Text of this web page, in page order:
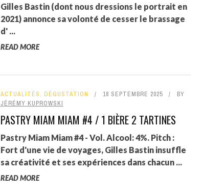
FLORENCE CONSTANTIN
Gilles Bastin (dont nous dressions le portrait en
2021) annonce sa volonté de cesser le brassage
d' ...
READ MORE
ACTUALITÉS, DÉGUSTATION 18 SEPTEMBRE 2025
BY
JÉRÉMY KUPROWSKI
PASTRY MIAM MIAM #4 / 1 BIÈRE 2 TARTINES
Pastry Miam Miam #4 - Vol. Alcool: 4%. Pitch :
Fort d'une vie de voyages, Gilles Bastin insuffle
sa créativité et ses expériences dans chacun ...
READ MORE